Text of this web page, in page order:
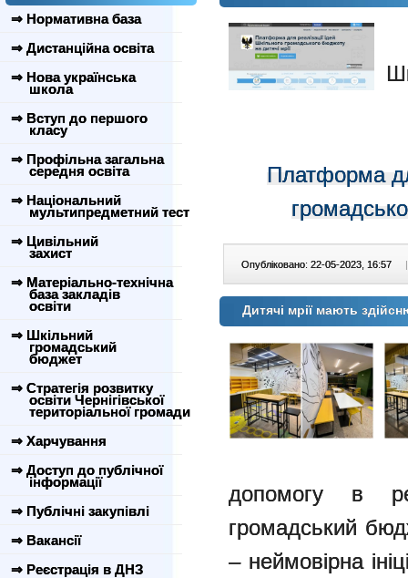
⇒ Нормативна база
⇒ Дистанційна освіта
⇒ Нова українська
школа
⇒ Вступ до першого
класу
⇒ Профільна загальна
середня освіта
⇒ Національний
мультипредметний тест
⇒ Цивільний
захист
⇒ Матеріально-технічна
база закладів
освіти
⇒ Шкільний
громадський
бюджет
⇒ Стратегія розвитку
освіти Чернігівської
територіальної громади
⇒ Харчування
⇒ Доступ до публічної
інформації
⇒ Публічні закупівлі
⇒ Вакансії
⇒ Реєстрація в ДНЗ
Платформа
Опубліковано: 22-05-2023, 16:57 |
Дитячі мрії мають
допомогу в
громадський
– неймовірна